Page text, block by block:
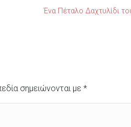
Ένα Πέταλο Δαχτυλίδι
σημειώνονται με *